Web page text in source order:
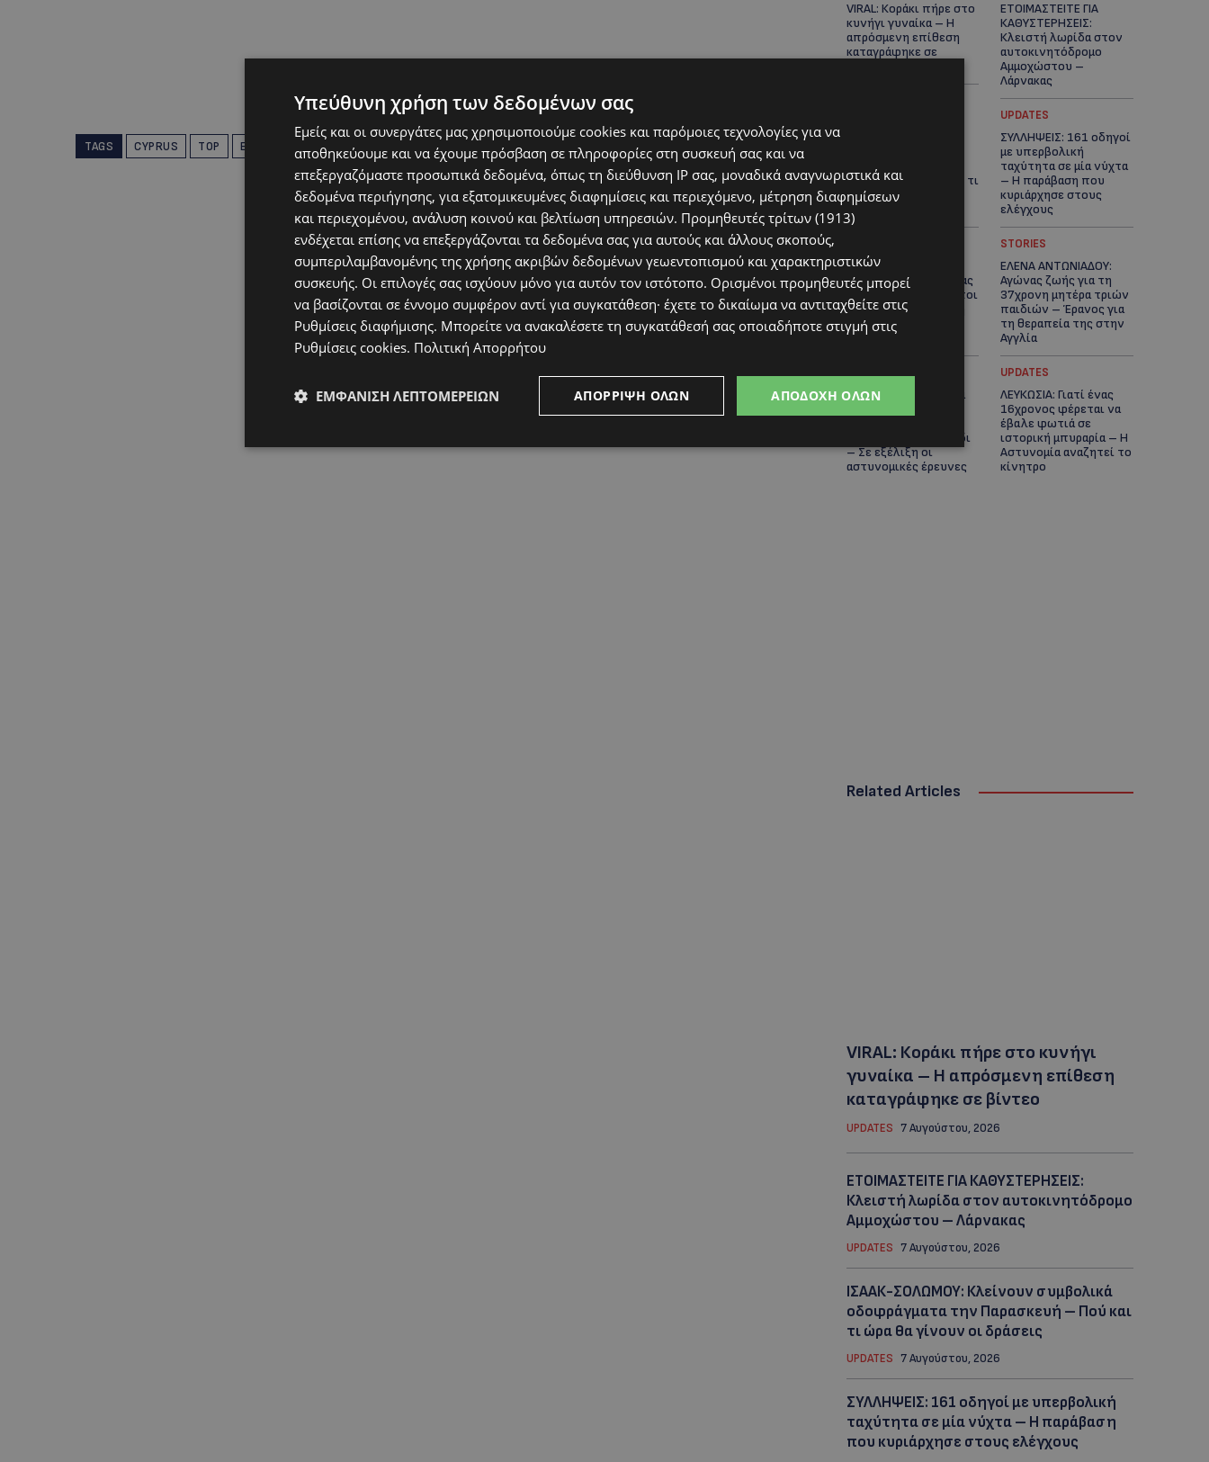
TAGS CYPRUS TOP ΕΠΙΚΑΙΡΌΤΗΤΑ
VIRAL: Κοράκι πήρε στο
κυνήγι γυναίκα – Η
απρόσμενη επίθεση
καταγράφηκε σε
ΕΤΟΙΜΑΣΤΕΙΤΕ ΓΙΑ
ΚΑΘΥΣΤΕΡΗΣΕΙΣ:
Κλειστή λωρίδα στον
αυτοκινητόδρομο
Αμμοχώστου –
Λάρνακας
οδοφράγματα την
Παρασκευή – Πού και τι
ώρα θα γίνουν οι
δράσεις
UPDATES
ΣΥΛΛΗΨΕΙΣ: 161 οδηγοί
με υπερβολική
ταχύτητα σε μία νύχτα
– Η παράβαση που
κυριάρχησε στους
ελέγχους
ΓΕΝΕΘΛΙΟΣ ΗΜΕΡΑ: Η
ηλικία είναι μόνο ένας
αριθμός – Οι άνθρωποι
και οι στιγμές είναι η
πραγματική μας
ιστορία
STORIES
ΕΛΕΝΑ ΑΝΤΩΝΙΑΔΟΥ:
Αγώνας ζωής για τη
37χρονη μητέρα τριών
παιδιών – Έρανος για
τη θεραπεία της στην
Αγγλία
ΚΑΤΑΓΓΕΛΙΑ: Για άνδρα
γυναίκες στο Δασούδι
– Σε εξέλιξη οι
αστυνομικές έρευνες
UPDATES
ΛΕΥΚΩΣΙΑ: Γιατί ένας
16χρονος φέρεται να
έβαλε φωτιά σε
ιστορική μπυραρία – Η
Αστυνομία αναζητεί το
κίνητρο
Related Articles
VIRAL: Κοράκι πήρε στο κυνήγι
γυναίκα – Η απρόσμενη επίθεση
καταγράφηκε σε βίντεο
UPDATES 7 Αυγούστου, 2026
ΕΤΟΙΜΑΣΤΕΙΤΕ ΓΙΑ ΚΑΘΥΣΤΕΡΗΣΕΙΣ:
Κλειστή λωρίδα στον αυτοκινητόδρομο
Αμμοχώστου – Λάρνακας
UPDATES 7 Αυγούστου, 2026
ΙΣΑΑΚ-ΣΟΛΩΜΟΥ: Κλείνουν συμβολικά
οδοφράγματα την Παρασκευή – Πού και
τι ώρα θα γίνουν οι δράσεις
UPDATES 7 Αυγούστου, 2026
ΣΥΛΛΗΨΕΙΣ: 161 οδηγοί με υπερβολική
ταχύτητα σε μία νύχτα – Η παράβαση
που κυριάρχησε στους ελέγχους
Υπεύθυνη χρήση των δεδομένων σας
Εμείς και οι συνεργάτες μας χρησιμοποιούμε cookies και παρόμοιες τεχνολογίες για να
αποθηκεύουμε και να έχουμε πρόσβαση σε πληροφορίες στη συσκευή σας και να
επεξεργαζόμαστε προσωπικά δεδομένα, όπως τη διεύθυνση IP σας, μοναδικά αναγνωριστικά και
δεδομένα περιήγησης, για εξατομικευμένες διαφημίσεις και περιεχόμενο, μέτρηση διαφημίσεων
και περιεχομένου, ανάλυση κοινού και βελτίωση υπηρεσιών. Προμηθευτές τρίτων (1913)
ενδέχεται επίσης να επεξεργάζονται τα δεδομένα σας για αυτούς και άλλους σκοπούς,
συμπεριλαμβανομένης της χρήσης ακριβών δεδομένων γεωεντοπισμού και χαρακτηριστικών
συσκευής. Οι επιλογές σας ισχύουν μόνο για αυτόν τον ιστότοπο. Ορισμένοι προμηθευτές μπορεί
να βασίζονται σε έννομο συμφέρον αντί για συγκατάθεση· έχετε το δικαίωμα να αντιταχθείτε στις
Ρυθμίσεις διαφήμισης. Μπορείτε να ανακαλέσετε τη συγκατάθεσή σας οποιαδήποτε στιγμή στις
Ρυθμίσεις cookies. Πολιτική Απορρήτου
ΑΠΟΔΟΧΉ ΌΛΩΝ
ΑΠΌΡΡΙΨΗ ΌΛΩΝ
ΕΜΦΆΝΙΣΗ ΛΕΠΤΟΜΕΡΕΙΏΝ